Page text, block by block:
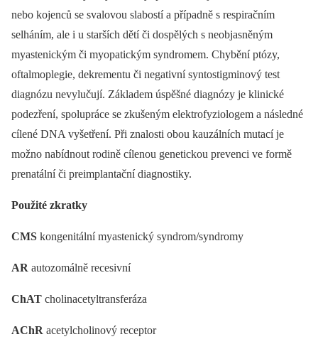
nebo kojenců se svalovou slabostí a případně s respiračním
selháním, ale i u starších dětí či dospělých s neobjasněným
myastenickým či myopatickým syndromem. Chybění ptózy,
oftalmoplegie, dekrementu či negativní syntostigminový test
diagnózu nevylučují. Základem úspěšné diagnózy je klinické
podezření, spolupráce se zkušeným elektrofyziologem a následné
cílené DNA vyšetření. Při znalosti obou kauzálních mutací je
možno nabídnout rodině cílenou genetickou prevenci ve formě
prenatální či preimplantační diagnostiky.
Použité zkratky
CMS kongenitální myastenický syndrom/syndromy
AR autozomálně recesivní
ChAT cholinacetyltransferáza
AChR acetylcholinový receptor